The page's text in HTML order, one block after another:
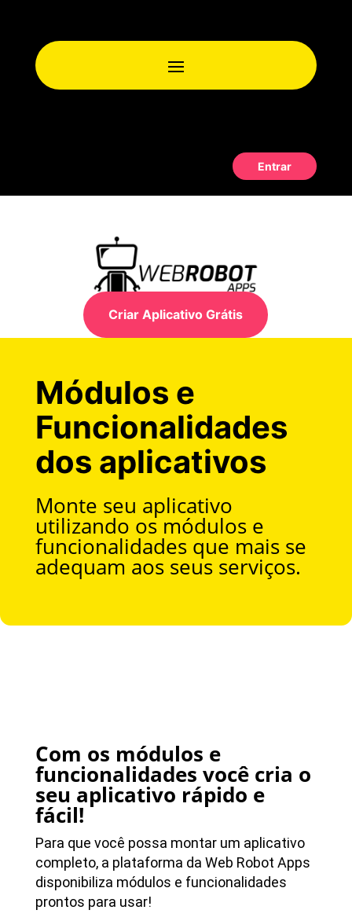
Entrar
Criar Aplicativo Grátis
Módulos e
Funcionalidades
dos aplicativos
Monte seu aplicativo
utilizando os módulos e
funcionalidades que mais se
adequam aos seus serviços.
Com os módulos e
funcionalidades você cria o
seu aplicativo rápido e
fácil!
Para que você possa montar um aplicativo
completo, a plataforma da Web Robot Apps
disponibiliza módulos e funcionalidades
prontos para usar!